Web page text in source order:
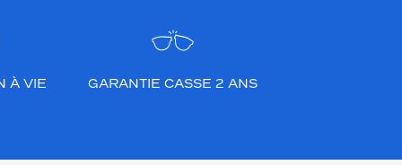
À VIE GARANTIE CASSE 2 ANS